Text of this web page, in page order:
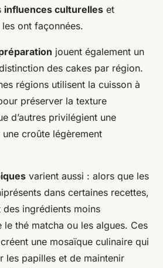
influences culturelles et
ont façonnées.
jouent également un
des cakes par région.
régions utilisent la cuisson à
préserver la texture
d’autres privilégient une
croûte légèrement
varient aussi : alors que les
dans certaines recettes,
des ingrédients moins
thé matcha ou les algues. Ces
une mosaïque culinaire qui
les papilles et de maintenir